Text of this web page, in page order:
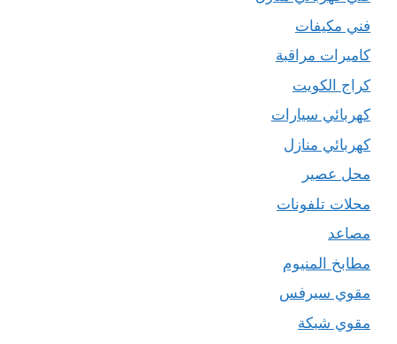
فني مكيفات
كاميرات مراقبة
كراج الكويت
كهربائي سيارات
كهربائي منازل
محل عصير
محلات تلفونات
مصاعد
مطابخ المنيوم
مقوي سيرفس
مقوي شبكة